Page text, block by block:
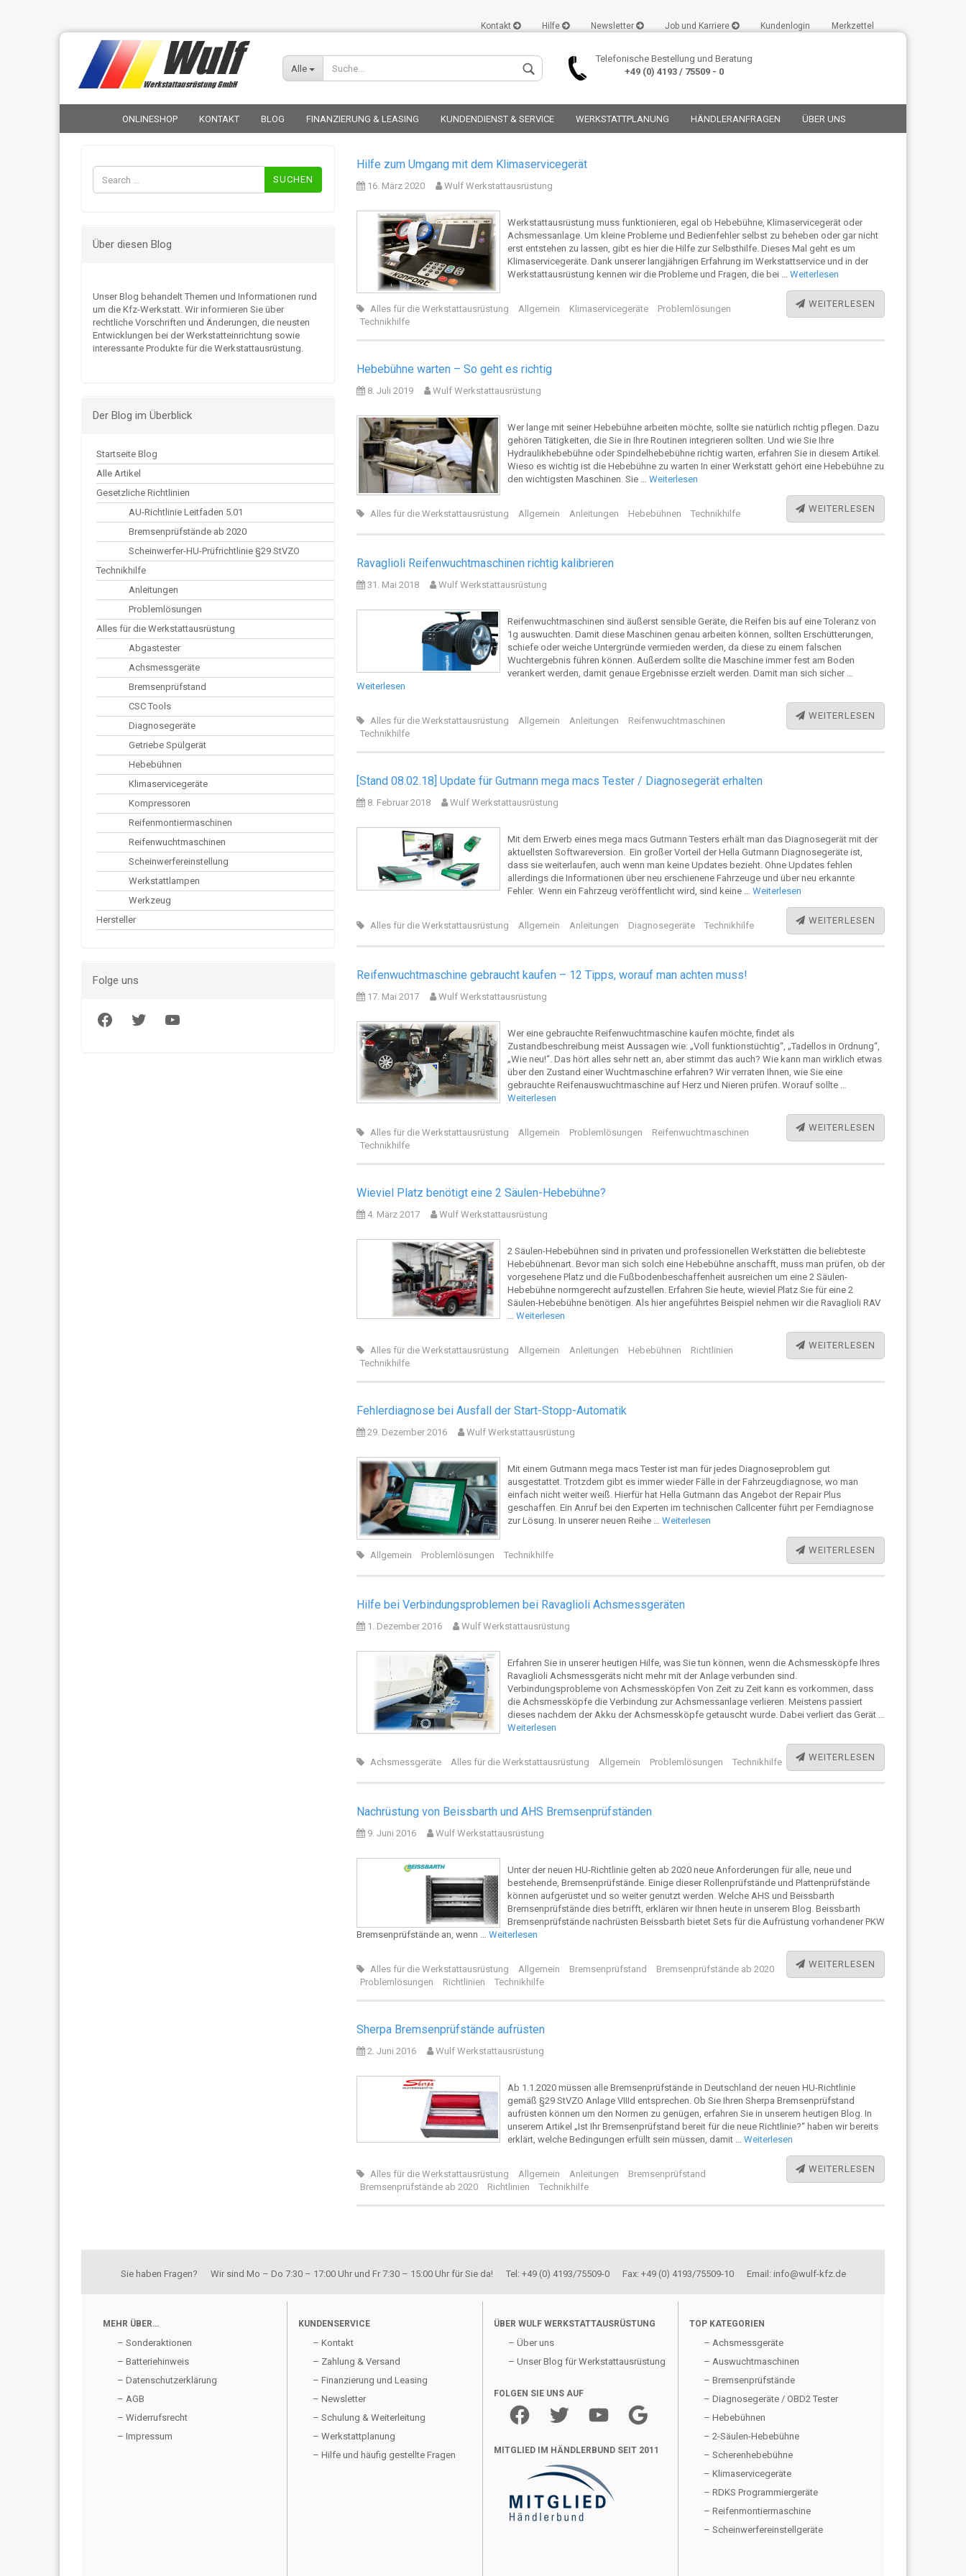
Kontakt Hilfe Newsletter Job und Karriere Kundenlogin
Konto erstellen
Passwort vergessen?
Merkzettel
Alle
Telefonische Bestellung und Beratung
+49 (0) 4193 / 75509 - 0
ONLINESHOP KONTAKT BLOG FINANZIERUNG & LEASING KUNDENDIENST & SERVICE WERKSTATTPLANUNG HÄNDLERANFRAGEN ÜBER UNS
Suchen
nach:
Über diesen Blog
Unser Blog behandelt Themen und Informationen rund
um die Kfz-Werkstatt. Wir informieren Sie über
rechtliche Vorschriften und Änderungen, die neusten
Entwicklungen bei der Werkstatteinrichtung sowie
interessante Produkte für die Werkstattausrüstung.
Der Blog im Überblick
Startseite Blog
Alle Artikel
Gesetzliche Richtlinien
AU-Richtlinie Leitfaden 5.01
Bremsenprüfstände ab 2020
Scheinwerfer-HU-Prüfrichtlinie §29 StVZO
Technikhilfe
Anleitungen
Problemlösungen
Alles für die Werkstattausrüstung
Abgastester
Achsmessgeräte
Bremsenprüfstand
CSC Tools
Diagnosegeräte
Getriebe Spülgerät
Hebebühnen
Klimaservicegeräte
Kompressoren
Reifenmontiermaschinen
Reifenwuchtmaschinen
Scheinwerfereinstellung
Werkstattlampen
Werkzeug
Hersteller
Folge uns
FacebookTwitter YouTube
Hilfe zum Umgang mit dem Klimaservicegerät
16. März 2020 Wulf Werkstattausrüstung
Werkstattausrüstung muss funktionieren, egal ob Hebebühne, Klimaservicegerät oder
Achsmessanlage. Um kleine Probleme und Bedienfehler selbst zu beheben oder gar nicht
erst entstehen zu lassen, gibt es hier die Hilfe zur Selbsthilfe. Dieses Mal geht es um
Klimaservicegeräte. Dank unserer langjährigen Erfahrung im Werkstattservice und in der
Werkstattausrüstung kennen wir die Probleme und Fragen, die bei … Weiterlesen
WEITERLESEN
Alles für die Werkstattausrüstung Allgemein Klimaservicegeräte
Problemlösungen
Technikhilfe
Hebebühne warten – So geht es richtig
8. Juli 2019 Wulf Werkstattausrüstung
Wer lange mit seiner Hebebühne arbeiten möchte, sollte sie natürlich richtig pflegen. Dazu
gehören Tätigkeiten, die Sie in Ihre Routinen integrieren sollten. Und wie Sie Ihre
Hydraulikhebebühne oder Spindelhebebühne richtig warten, erfahren Sie in diesem Artikel.
Wieso es wichtig ist die Hebebühne zu warten In einer Werkstatt gehört eine Hebebühne zu
den wichtigsten Maschinen. Sie … Weiterlesen
WEITERLESEN
Alles für die Werkstattausrüstung Allgemein Anleitungen Hebebühnen Technikhilfe
Ravaglioli Reifenwuchtmaschinen richtig kalibrieren
31. Mai 2018 Wulf Werkstattausrüstung
Reifenwuchtmaschinen sind äußerst sensible Geräte, die Reifen bis auf eine Toleranz von
1g auswuchten. Damit diese Maschinen genau arbeiten können, sollten Erschütterungen,
schiefe oder weiche Untergründe vermieden werden, da diese zu einem falschen
Wuchtergebnis führen können. Außerdem sollte die Maschine immer fest am Boden
verankert werden, damit genaue Ergebnisse erzielt werden. Damit man sich sicher …
Weiterlesen
WEITERLESEN
Alles für die Werkstattausrüstung Allgemein Anleitungen
Reifenwuchtmaschinen
Technikhilfe
[Stand 08.02.18] Update für Gutmann mega macs Tester / Diagnosegerät erhalten
8. Februar 2018 Wulf Werkstattausrüstung
Mit dem Erwerb eines mega macs Gutmann Testers erhält man das Diagnosegerät mit der
aktuellsten Softwareversion. Ein großer Vorteil der Hella Gutmann Diagnosegeräte ist,
dass sie weiterlaufen, auch wenn man keine Updates bezieht. Ohne Updates fehlen
allerdings die Informationen über neu erschienene Fahrzeuge und über neu erkannte
Fehler. Wenn ein Fahrzeug veröffentlicht wird, sind keine … Weiterlesen
WEITERLESEN
Alles für die Werkstattausrüstung Allgemein Anleitungen Diagnosegeräte Technikhilfe
Reifenwuchtmaschine gebraucht kaufen – 12 Tipps, worauf man achten muss!
17. Mai 2017 Wulf Werkstattausrüstung
Wer eine gebrauchte Reifenwuchtmaschine kaufen möchte, findet als
Zustandbeschreibung meist Aussagen wie: „Voll funktionstüchtig“, „Tadellos in Ordnung“,
„Wie neu!“. Das hört alles sehr nett an, aber stimmt das auch? Wie kann man wirklich etwas
über den Zustand einer Wuchtmaschine erfahren? Wir verraten Ihnen, wie Sie eine
gebrauchte Reifenauswuchtmaschine auf Herz und Nieren prüfen. Worauf sollte …
Weiterlesen
WEITERLESEN
Alles für die Werkstattausrüstung Allgemein Problemlösungen
Reifenwuchtmaschinen
Technikhilfe
Wieviel Platz benötigt eine 2 Säulen-Hebebühne?
4. März 2017 Wulf Werkstattausrüstung
2 Säulen-Hebebühnen sind in privaten und professionellen Werkstätten die beliebteste
Hebebühnenart. Bevor man sich solch eine Hebebühne anschafft, muss man prüfen, ob der
vorgesehene Platz und die Fußbodenbeschaffenheit ausreichen um eine 2 Säulen-
Hebebühne normgerecht aufzustellen. Erfahren Sie heute, wieviel Platz Sie für eine 2
Säulen-Hebebühne benötigen. Als hier angeführtes Beispiel nehmen wir die Ravaglioli RAV
… Weiterlesen
WEITERLESEN
Alles für die Werkstattausrüstung Allgemein Anleitungen Hebebühnen
Richtlinien
Technikhilfe
Fehlerdiagnose bei Ausfall der Start-Stopp-Automatik
29. Dezember 2016 Wulf Werkstattausrüstung
Mit einem Gutmann mega macs Tester ist man für jedes Diagnoseproblem gut
ausgestattet. Trotzdem gibt es immer wieder Fälle in der Fahrzeugdiagnose, wo man
einfach nicht weiter weiß. Hierfür hat Hella Gutmann das Angebot der Repair Plus
geschaffen. Ein Anruf bei den Experten im technischen Callcenter führt per Ferndiagnose
zur Lösung. In unserer neuen Reihe … Weiterlesen
WEITERLESEN
Allgemein Problemlösungen Technikhilfe
Hilfe bei Verbindungsproblemen bei Ravaglioli Achsmessgeräten
1. Dezember 2016 Wulf Werkstattausrüstung
Erfahren Sie in unserer heutigen Hilfe, was Sie tun können, wenn die Achsmessköpfe Ihres
Ravaglioli Achsmessgeräts nicht mehr mit der Anlage verbunden sind.
Verbindungsprobleme von Achsmessköpfen Von Zeit zu Zeit kann es vorkommen, dass
die Achsmessköpfe die Verbindung zur Achsmessanlage verlieren. Meistens passiert
dieses nachdem der Akku der Achsmessköpfe getauscht wurde. Dabei verliert das Gerät …
Weiterlesen
WEITERLESEN
Achsmessgeräte Alles für die Werkstattausrüstung Allgemein Problemlösungen Technikhilfe
Nachrüstung von Beissbarth und AHS Bremsenprüfständen
9. Juni 2016 Wulf Werkstattausrüstung
Unter der neuen HU-Richtlinie gelten ab 2020 neue Anforderungen für alle, neue und
bestehende, Bremsenprüfstände. Einige dieser Rollenprüfstände und Plattenprüfstände
können aufgerüstet und so weiter genutzt werden. Welche AHS und Beissbarth
Bremsenprüfstände dies betrifft, erklären wir Ihnen heute in unserem Blog. Beissbarth
Bremsenprüfstände nachrüsten Beissbarth bietet Sets für die Aufrüstung vorhandener PKW
Bremsenprüfstände an, wenn … Weiterlesen
WEITERLESEN
Alles für die Werkstattausrüstung Allgemein Bremsenprüfstand
Bremsenprüfstände ab 2020
Problemlösungen
Richtlinien Technikhilfe
Sherpa Bremsenprüfstände aufrüsten
2. Juni 2016 Wulf Werkstattausrüstung
Ab 1.1.2020 müssen alle Bremsenprüfstände in Deutschland der neuen HU-Richtlinie
gemäß §29 StVZO Anlage VIIId entsprechen. Ob Sie Ihren Sherpa Bremsenprüfstand
aufrüsten können um den Normen zu genügen, erfahren Sie in unserem heutigen Blog. In
unserem Artikel „Ist Ihr Bremsenprüfstand bereit für die neue Richtlinie?“ haben wir bereits
erklärt, welche Bedingungen erfüllt sein müssen, damit … Weiterlesen
WEITERLESEN
Alles für die Werkstattausrüstung Allgemein Anleitungen
Bremsenprüfstand
Bremsenprüfstände ab 2020
Richtlinien Technikhilfe
Sie haben Fragen? Wir sind Mo – Do 7:30 – 17:00 Uhr und Fr 7:30 – 15:00 Uhr für Sie da! Tel: +49 (0) 4193/75509-0 Fax: +49 (0) 4193/75509-10 Email: info@wulf-kfz.de
MEHR ÜBER…
– Sonderaktionen
– Batteriehinweis
– Datenschutzerklärung
– AGB
– Widerrufsrecht
– Impressum
KUNDENSERVICE
– Kontakt
– Zahlung & Versand
– Finanzierung und Leasing
– Newsletter
– Schulung & Weiterleitung
– Werkstattplanung
– Hilfe und häufig gestellte Fragen
ÜBER WULF WERKSTATTAUSRÜSTUNG
– Über uns
– Unser Blog für Werkstattausrüstung
FOLGEN SIE UNS AUF
Facebook Twitter YouTube Google
MITGLIED IM HÄNDLERBUND SEIT 2011
TOP KATEGORIEN
– Achsmessgeräte
– Auswuchtmaschinen
– Bremsenprüfstände
– Diagnosegeräte / OBD2 Tester
– Hebebühnen
– 2-Säulen-Hebebühne
– Scherenhebebühne
– Klimaservicegeräte
– RDKS Programmiergeräte
– Reifenmontiermaschine
– Scheinwerfereinstellgeräte